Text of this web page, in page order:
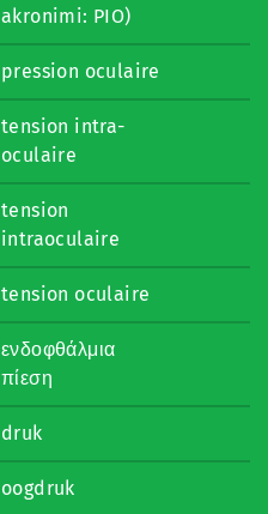
akronimi: PIO)
pression oculaire
tension intra-
oculaire
tension
intraoculaire
tension oculaire
ενδοφθάλμια
πίεση
druk
oogdruk